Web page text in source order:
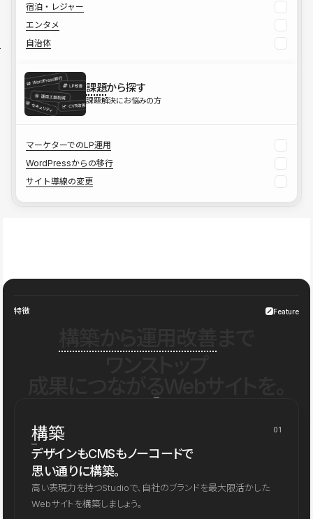
宿泊・レジャー
エンタメ
自治体
課題から探す
課題解決にお悩みの方
マーケターでのLP運用
WordPressからの移行
サイト導線の変更
特徴 Feature
構築 01
デザインもCMSもノーコードで
思い通りに構築。
高い表現力を持つStudioで、自社のブランドを最大限活かした
Webサイトを構築しましょう。